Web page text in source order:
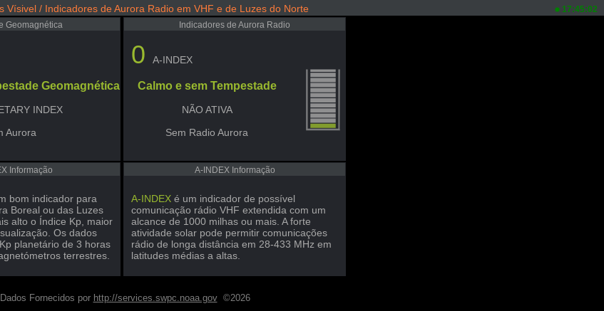
Vísivel / Indicadores de Aurora Radio em VHF e de Luzes do Norte 17:45:02
Geomagnética
Geomagnética
INDEX
Aurora
Indicadores de Aurora Radio
0 A-INDEX
Calmo e sem Tempestade
NÃO ATIVA
Sem Radio Aurora
Informação
bom indicador para
Boreal ou das Luzes
alto o Índice Kp, maior
Os dados
planetário de 3 horas
terrestres.
A-INDEX Informação
A-INDEX é um indicador de possível
comunicação rádio VHF extendida com um
alcance de 1000 milhas ou mais. A forte
atividade solar pode permitir comunicações
rádio de longa distância em 28-433 MHz em
latitudes médias a altas.
Dados Fornecidos por http://services.swpc.noaa.gov©2026